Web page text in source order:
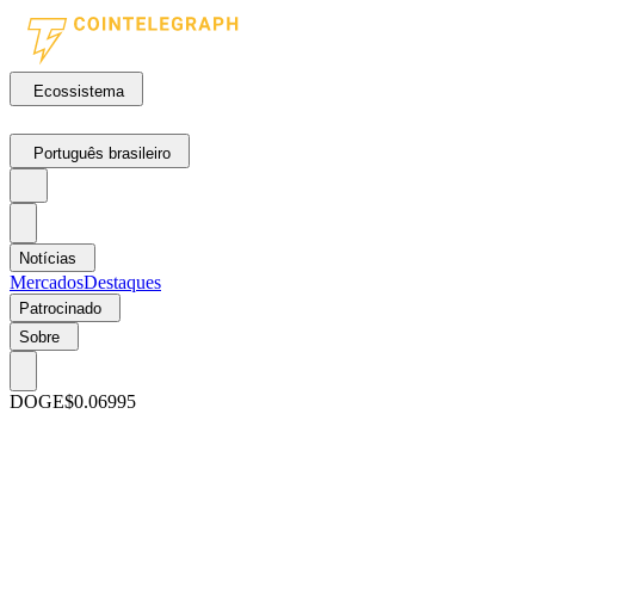
Ecossistema
Português brasileiro
Notícias
MercadosDestaques
Patrocinado
Sobre
DOGE$0.06995